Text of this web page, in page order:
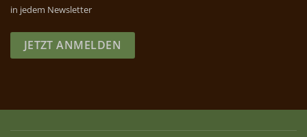
in jedem Newsletter
JETZT ANMELDEN